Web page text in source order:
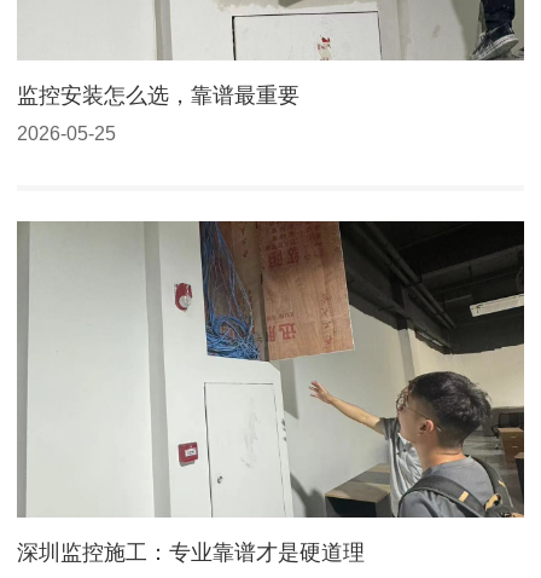
监控安装怎么选，靠谱最重要
2026-05-25
深圳监控施工：专业靠谱才是硬道理